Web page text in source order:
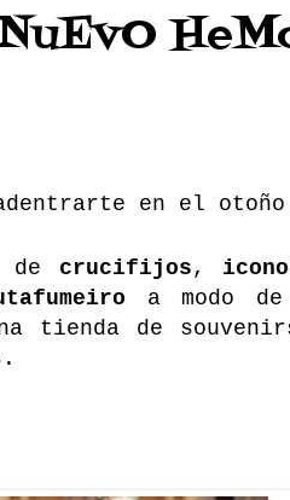
en el
de crucifijos,
a modo
tienda de